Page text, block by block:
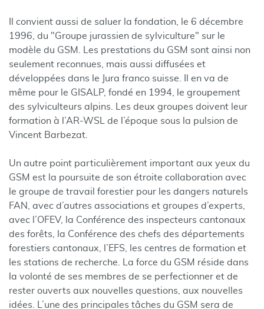
Il convient aussi de saluer la fondation, le 6 décembre
1996, du "Groupe jurassien de sylviculture" sur le
modèle du GSM. Les prestations du GSM sont ainsi non
seulement reconnues, mais aussi diffusées et
développées dans le Jura franco suisse. Il en va de
même pour le GISALP, fondé en 1994, le groupement
des sylviculteurs alpins. Les deux groupes doivent leur
formation à l’AR-WSL de l’époque sous la pulsion de
Vincent Barbezat.
Un autre point particulièrement important aux yeux du
GSM est la poursuite de son étroite collaboration avec
le groupe de travail forestier pour les dangers naturels
FAN, avec d’autres associations et groupes d’experts,
avec l’OFEV, la Conférence des inspecteurs cantonaux
des forêts, la Conférence des chefs des départements
forestiers cantonaux, l’EFS, les centres de formation et
les stations de recherche. La force du GSM réside dans
la volonté de ses membres de se perfectionner et de
rester ouverts aux nouvelles questions, aux nouvelles
idées. L’une des principales tâches du GSM sera de